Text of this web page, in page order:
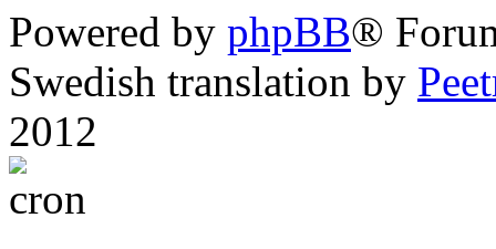
Powered by phpBB®
Swedish translation by
2012